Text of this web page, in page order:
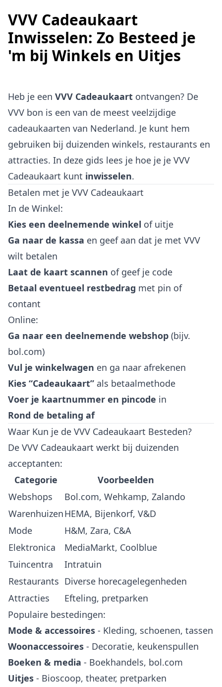
VVV Cadeaukaart
Inwisselen: Zo Besteed je
'm bij Winkels en Uitjes
Heb je een VVV Cadeaukaart ontvangen? De
VVV bon is een van de meest veelzijdige
cadeaukaarten van Nederland. Je kunt hem
gebruiken bij duizenden winkels, restaurants en
attracties. In deze gids lees je hoe je je VVV
Cadeaukaart kunt inwisselen.
Betalen met je VVV Cadeaukaart
In de Winkel:
Kies een deelnemende winkel of uitje
Ga naar de kassa en geef aan dat je met VVV
wilt betalen
Laat de kaart scannen of geef je code
Betaal eventueel restbedrag met pin of
contant
Online:
Ga naar een deelnemende webshop (bijv.
bol.com)
Vul je winkelwagen en ga naar afrekenen
Kies “Cadeaukaart” als betaalmethode
Voer je kaartnummer en pincode in
Rond de betaling af
Waar Kun je de VVV Cadeaukaart Besteden?
De VVV Cadeaukaart werkt bij duizenden
acceptanten:
Categorie
Voorbeelden
Webshops
Bol.com, Wehkamp, Zalando
WarenhuizenHEMA, Bijenkorf, V&D
Mode
H&M, Zara, C&A
Elektronica
MediaMarkt, Coolblue
Tuincentra
Intratuin
Restaurants Diverse horecagelegenheden
Attracties
Efteling, pretparken
Populaire bestedingen:
Mode & accessoires - Kleding, schoenen, tassen
Woonaccessoires - Decoratie, keukenspullen
Boeken & media - Boekhandels, bol.com
Uitjes - Bioscoop, theater, pretparken